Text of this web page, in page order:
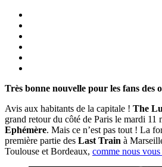
Très bonne nouvelle pour les fans des
Avis aux habitants de la capitale ! The
grand retour du côté de Paris le mardi 11
Ephémère. Mais ce n’est pas tout ! La
première partie des Last Train à
Toulouse et Bordeaux, comme nous